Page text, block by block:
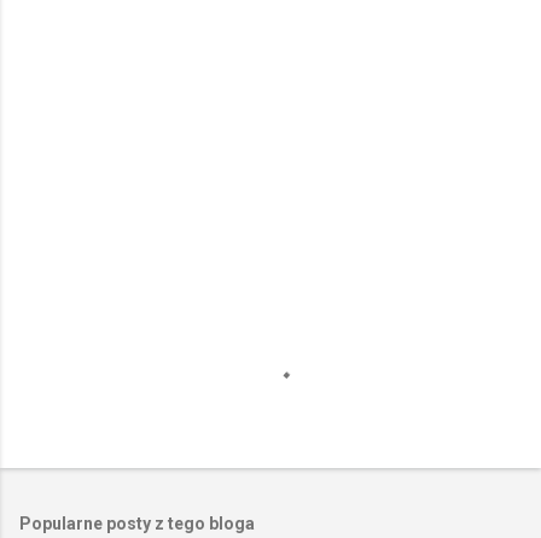
Popularne posty z tego bloga